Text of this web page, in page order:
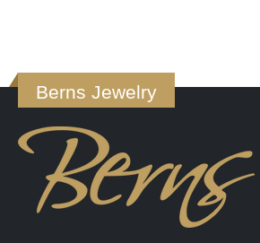
Berns Jewelry